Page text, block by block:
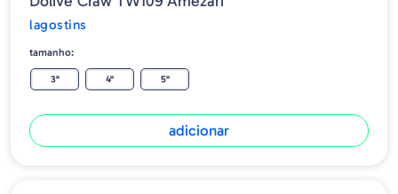
lagostins
tamanho:
3" 4" 5"
adicionar